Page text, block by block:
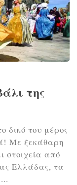
της
δικό του μέρος
Με ξεκάθαρη
στοιχεία από
Ελλάδας, τα